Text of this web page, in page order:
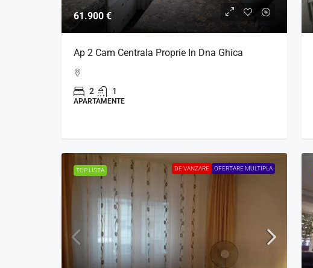
61.900 €
Ap 2 Cam Centrala Proprie In Dna Ghica
2 1
APARTAMENTE
TOP LISTA DE VANZARE OFERTARE MULTIPLA